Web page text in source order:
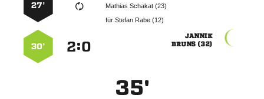
  
für  
27’

 
:
30’
35'